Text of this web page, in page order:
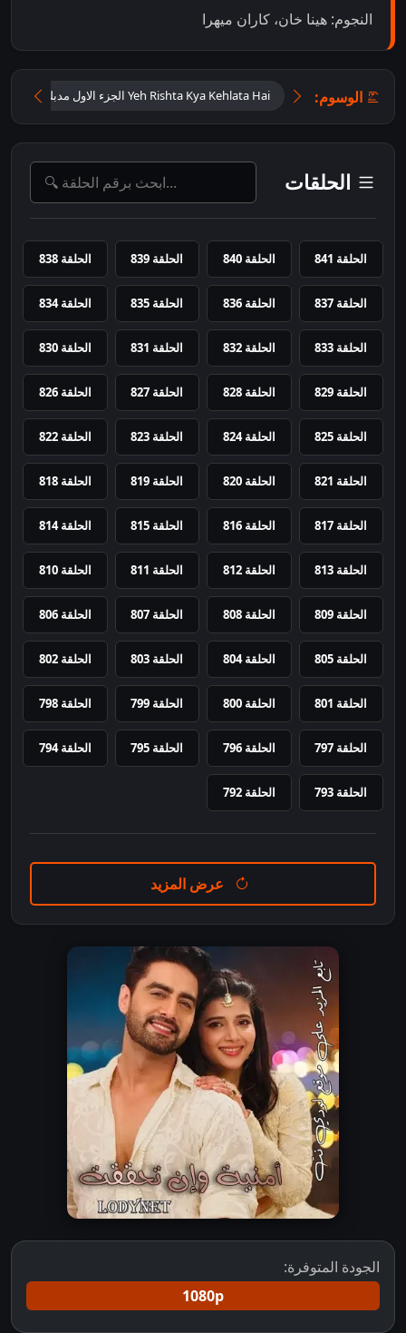
النجوم: هينا خان، كاران ميهرا
الوسوم: Yeh Rishta Kya Kehlata Hai الجزء الاول مدبلج اون لاين
الحلقات
الحلقة 841 الحلقة 840 الحلقة 839 الحلقة 838
الحلقة 837 الحلقة 836 الحلقة 835 الحلقة 834
الحلقة 833 الحلقة 832 الحلقة 831 الحلقة 830
الحلقة 829 الحلقة 828 الحلقة 827 الحلقة 826
الحلقة 825 الحلقة 824 الحلقة 823 الحلقة 822
الحلقة 821 الحلقة 820 الحلقة 819 الحلقة 818
الحلقة 817 الحلقة 816 الحلقة 815 الحلقة 814
الحلقة 813 الحلقة 812 الحلقة 811 الحلقة 810
الحلقة 809 الحلقة 808 الحلقة 807 الحلقة 806
الحلقة 805 الحلقة 804 الحلقة 803 الحلقة 802
الحلقة 801 الحلقة 800 الحلقة 799 الحلقة 798
الحلقة 797 الحلقة 796 الحلقة 795 الحلقة 794
الحلقة 793 الحلقة 792
عرض المزيد
الجودة المتوفرة:
1080p